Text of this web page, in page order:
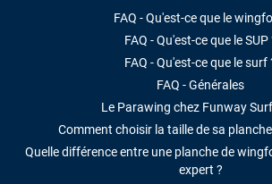
FAQ - Qu'est-ce que le
FAQ - Qu'est-ce que le SUP
FAQ - Qu'est-ce que le surf
FAQ - Générales
Le Parawing chez Funway
Comment choisir la taille de sa
Quelle différence entre une planche de
expert ?